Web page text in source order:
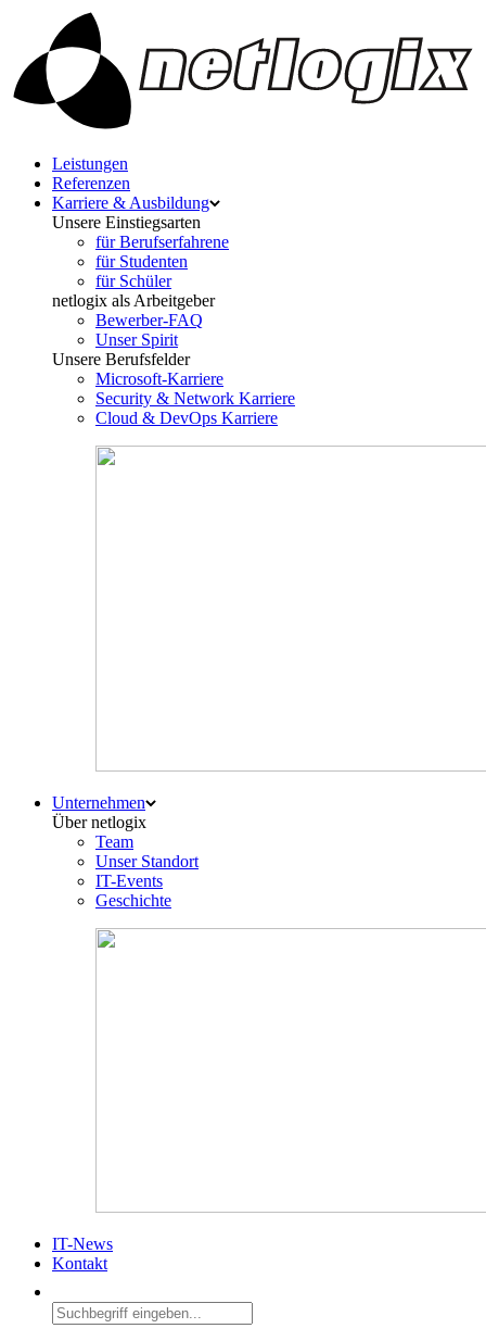
Leistungen
Referenzen
Karriere & Ausbildung
Unsere Einstiegsarten
für Berufserfahrene
für Studenten
für Schüler
netlogix als Arbeitgeber
Bewerber-FAQ
Unser Spirit
Unsere Berufsfelder
Microsoft-Karriere
Security & Network Karriere
Cloud & DevOps Karriere
Unternehmen
Über netlogix
Team
Unser Standort
IT-Events
Geschichte
IT-News
Kontakt